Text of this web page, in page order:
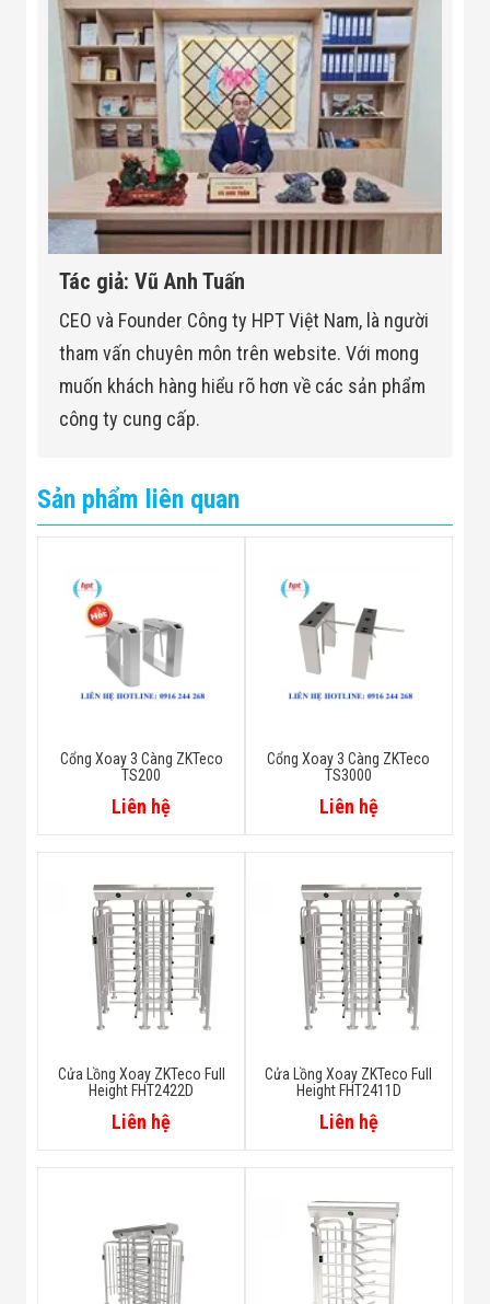
Tác giả: Vũ Anh Tuấn
CEO và Founder Công ty HPT Việt Nam, là người
tham vấn chuyên môn trên website. Với mong
muốn khách hàng hiểu rõ hơn về các sản phẩm
công ty cung cấp.
Sản phẩm liên quan
Cổng Xoay 3 Càng ZKTeco
TS200
Liên hệ
Cổng Xoay 3 Càng ZKTeco
TS3000
Liên hệ
Cửa Lồng Xoay ZKTeco Full
Height FHT2422D
Liên hệ
Cửa Lồng Xoay ZKTeco Full
Height FHT2411D
Liên hệ